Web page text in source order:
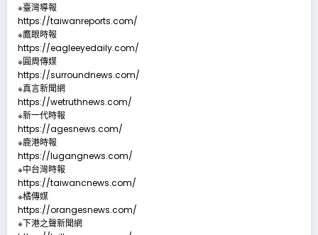
※臺灣導報
https://taiwanreports.com/
※鷹眼時報
https://eagleeyedaily.com/
※圓周傳媒
https://surroundnews.com/
※真言新聞網
https://wetruthnews.com/
※新一代時報
https://agesnews.com/
※鹿港時報
https://lugangnews.com/
※中台灣時報
https://taiwancnews.com/
※橘傳媒
https://orangesnews.com/
※下港之聲新聞網